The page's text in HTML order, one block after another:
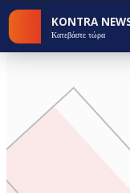
KONTRA
Κατεβάστε τώρα